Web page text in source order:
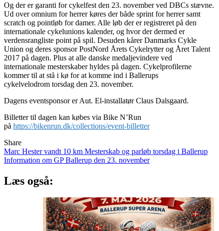
Og der er garanti for cykelfest den 23. november ved DBCs stævne.
Ud over omnium for herrer køres der både sprint for herrer samt
scratch og pointløb for damer. Alle løb der er registreret på den
internationale cykelunions kalender, og hvor der dermed er
verdensrangliste point på spil. Desuden kårer Danmarks Cykle
Union og deres sponsor PostNord Årets Cykelrytter og Året Talent
2017 på dagen. Plus at alle danske medaljevindere ved
internationale mesterskaber hyldes på dagen. Cykelprofilerne
kommer til at stå i kø for at komme ind i Ballerups
cykelvelodrom torsdag den 23. november.
Dagens eventsponsor er Aut. El-installatør Claus Dalsgaard.
Billetter til dagen kan købes via Bike N’Run
på https://bikenrun.dk/collections/event-billetter
Share
Indlægsnavigation
Marc Hester vandt 10 km Mesterskab og parløb torsdag i Ballerup
Information om GP Ballerup den 23. november
Læs også: